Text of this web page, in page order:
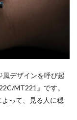
デザインを呼び起
MT221』です。
って、見る人に穏